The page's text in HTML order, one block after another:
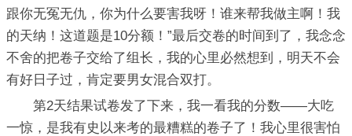
跟你无冤无仇，你为什么要害我呀！谁来帮我做主啊！我
的天纳！这道题是10分额！”最后交卷的时间到了，我念念
不舍的把卷子交给了组长，我的心里必然想到，明天不会
有好日子过，肯定要男女混合双打。
第2天结果试卷发了下来，我一看我的分数——大吃
一惊，是我有史以来考的最糟糕的卷子了！我心里很害怕